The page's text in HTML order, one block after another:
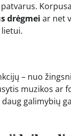
drėgmei ar net
– nuo
muzikos ar
galimybių